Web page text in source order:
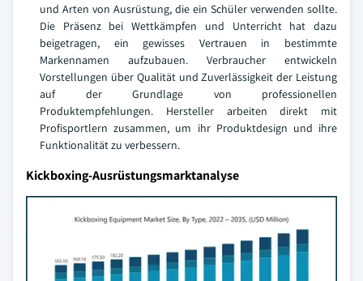
und Arten von Ausrüstung, die ein Schüler verwenden sollte.
Die Präsenz bei Wettkämpfen und Unterricht hat dazu
beigetragen, ein gewisses Vertrauen in bestimmte
Markennamen aufzubauen. Verbraucher entwickeln
Vorstellungen über Qualität und Zuverlässigkeit der Leistung
auf der Grundlage von professionellen
Produktempfehlungen. Hersteller arbeiten direkt mit
Profisportlern zusammen, um ihr Produktdesign und ihre
Funktionalität zu verbessern.
Kickboxing-Ausrüstungsmarktanalyse